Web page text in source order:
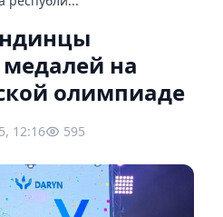
на
олимпиаде
12:16 595